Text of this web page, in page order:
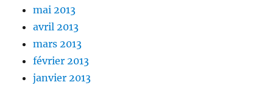
mai 2013
avril 2013
mars 2013
février 2013
janvier 2013